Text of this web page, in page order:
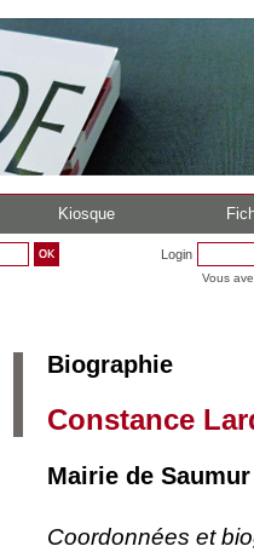
Kiosque
Login
Vous
Biographie
Constance
Mairie de
Coordonnées et